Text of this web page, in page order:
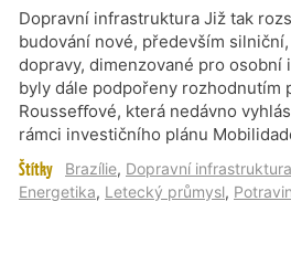
Dopravní infrastruktura Již tak
budování nové, především
dopravy, dimenzované pro osobní
byly dále podpořeny rozhodnutím
Rousseﬀové, která nedávno
rámci investičního plánu
Štítky Brazílie, Dopravní infrastruktura
Energetika, Letecký průmysl,